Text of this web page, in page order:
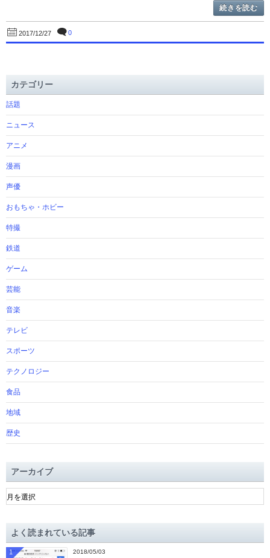
続きを読む
2017/12/27 0
カテゴリー
話題
ニュース
アニメ
漫画
声優
おもちゃ・ホビー
特撮
鉄道
ゲーム
芸能
音楽
テレビ
スポーツ
テクノロジー
食品
地域
歴史
アーカイブ
ア
ー
ブよく読まれている記事
2018/05/03
1